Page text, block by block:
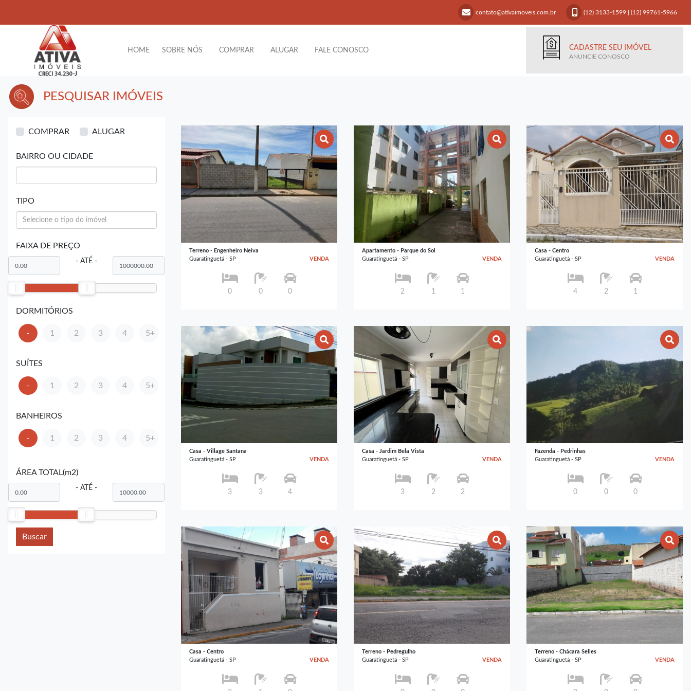
contato@ativaimoveis.com.br (12) 3133-1599 (12) 99761-5966
HOME SOBRE NÓS COMPRAR ALUGAR FALE CONOSCO CADASTRE SEU IMÓVEL
ANUNCIE CONOSCO
PESQUISAR IMÓVEIS
COMPRAR ALUGAR
BAIRRO OU CIDADE
TIPO
FAIXA DE PREÇO
- ATÉ -
DORMITÓRIOS
- 1 2 3 4 5+
SUÍTES
- 1 2 3 4 5+
BANHEIROS
- 1 2 3 4 5+
ÁREA TOTAL(m2)
- ATÉ -
Buscar
Terreno - Engenheiro Neiva
Guaratinguetá - SP
VENDA
0 0 0
Apartamento - Parque do Sol
Guaratinguetá - SP
VENDA
2 1 1
Casa - Centro
Guaratinguetá - SP
VENDA
4 2 1
Casa - Village Santana
Guaratinguetá - SP
VENDA
3 3 4
Casa - Jardim Bela Vista
Guaratinguetá - SP
VENDA
3 2 2
Fazenda - Pedrinhas
Guaratinguetá - SP
VENDA
0 0 0
Casa - Centro
Guaratinguetá - SP
VENDA
Terreno - Pedregulho
Guaratinguetá - SP
VENDA
Terreno - Chácara Selles
Guaratinguetá - SP
VENDA